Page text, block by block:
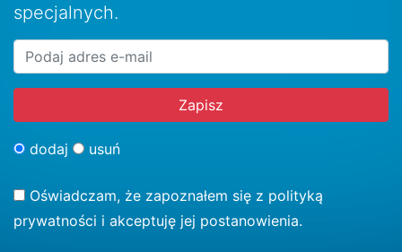
specjalnych.
dodaj usuń
Oświadczam, że zapoznałem się z polityką
prywatności i akceptuję jej postanowienia.